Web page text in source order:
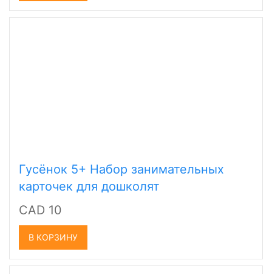
Гусёнок 5+ Набор занимательных
карточек для дошколят
CAD 10
В КОРЗИНУ